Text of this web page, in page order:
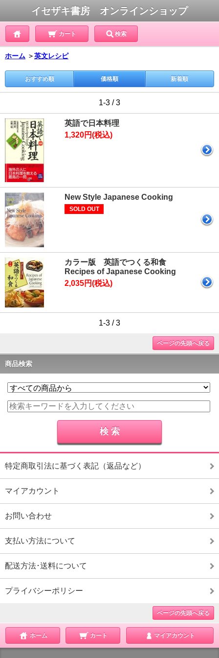
イセザキ書房 オンラインショップ
カート 検索
ホーム ＞英文レシピ
おすすめ順 価格順 新着順
1-3 / 3
英語で日本料理
1,320円(税込)
New Style Japanese Cooking
SOLD OUT
カラー版 英語でつくる和食
Recipes of Japanese Cooking
2,035円(税込)
1-3 / 3
ページの先頭へ戻る
商品検索
特定商取引法に基づく表記（返品など）
マイアカウント
お問い合わせ
支払い方法について
配送方法･送料について
プライバシーポリシー
ページの先頭へ戻る
ホーム カート マイアカウント